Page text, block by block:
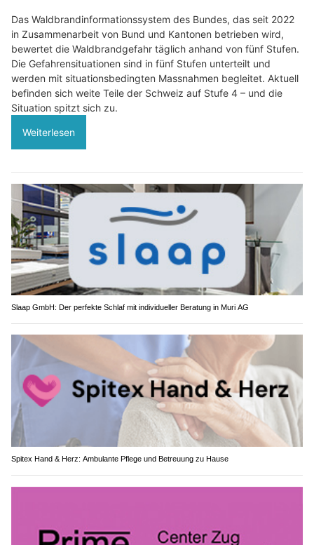
Das Waldbrandinformationssystem des Bundes, das seit 2022
in Zusammenarbeit von Bund und Kantonen betrieben wird,
bewertet die Waldbrandgefahr täglich anhand von fünf Stufen.
Die Gefahrensituationen sind in fünf Stufen unterteilt und
werden mit situationsbedingten Massnahmen begleitet. Aktuell
befinden sich weite Teile der Schweiz auf Stufe 4 – und die
Situation spitzt sich zu.
Weiterlesen
Slaap GmbH: Der perfekte Schlaf mit individueller Beratung in Muri AG
Spitex Hand & Herz: Ambulante Pflege und Betreuung zu Hause